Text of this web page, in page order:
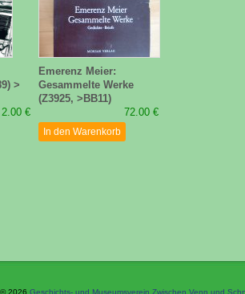
>
2.00 €
Emerenz Meier:
Gesammelte Werke
(Z3925, >BB11)
72.00 €
In den Warenkorb
© 2026 Geschichts- und Museumsverein Zwischen Venn und